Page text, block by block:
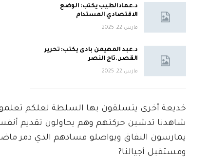
د.عمادالطيب يكتب: الوضع
الاقتصادي المستدام
مارس 22, 2025
د.عبد المهيمن بادى يكتب: تحرير
القصر..تاج النصر
مارس 22, 2025
خديعة أخرى يتسلقون بها السلطة لعلكم
شاهدنا تدشين حركتهم وهم يحاولون تقديم
يمارسون النفاق ويواصلو فسادهم الذي دمر
ومستقبل أجيالنا?